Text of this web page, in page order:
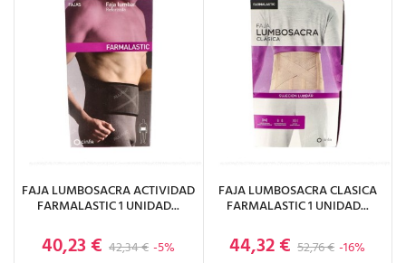
FAJA LUMBOSACRA ACTIVIDAD
FARMALASTIC 1 UNIDAD...
Precio base
42,34 € -5%
Precio
40,23 €
FAJA LUMBOSACRA CLASICA
FARMALASTIC 1 UNIDAD...
Precio base
52,76 € -16%
Precio
44,32 €